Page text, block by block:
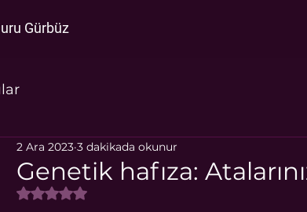
Gürbüz
Genetik hafıza:
2 Ara 2023 3 dakikada okunur
5 üzerinden NaN yıldız